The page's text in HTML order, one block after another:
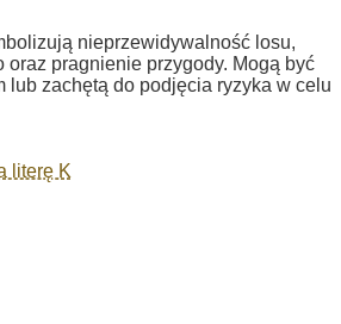
nieprzewidywalność losu,
pragnienie przygody. Mogą być
lub zachętą do podjęcia ryzyka w celu
literę K